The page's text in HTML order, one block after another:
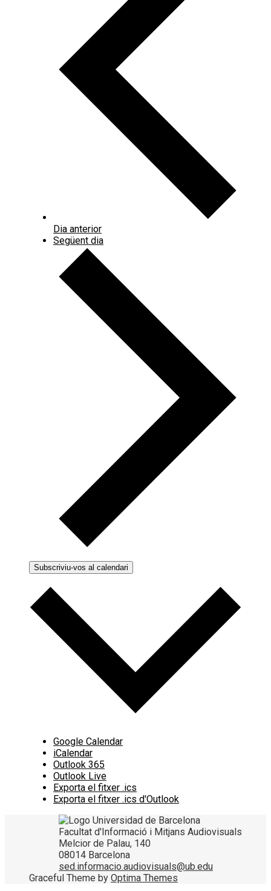
Dia anterior
Següent dia
Subscriviu-vos al calendari
Google Calendar
iCalendar
Outlook 365
Outlook Live
Exporta el fitxer .ics
Exporta el fitxer .ics d'Outlook
Facultat d'Informació i Mitjans Audiovisuals
Melcior de Palau, 140
08014 Barcelona
sed.informacio.audiovisuals@ub.edu
Graceful Theme by Optima Themes